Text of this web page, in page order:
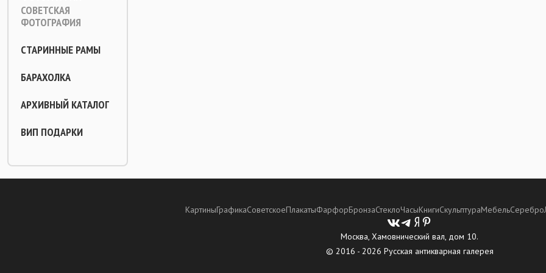
СОВЕТСКАЯ
ФОТОГРАФИЯ
СТАРИННЫЕ РАМЫ
БАРАХОЛКА
АРХИВНЫЙ КАТАЛОГ
ВИП ПОДАРКИ
КартиныГрафикаСоветскоеПлакатыФарфорБронзаСтеклоЧасыКнигиСкульптураМебельСеребро
Москва, Хамовнический вал, дом 10.
© 2016 - 2026 Русская антикварная галерея